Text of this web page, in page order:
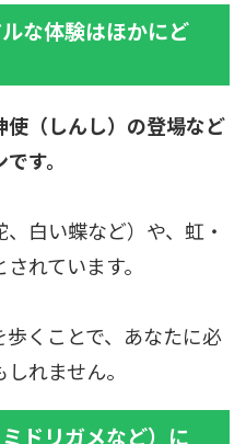
な体験はほかにど
（しんし）の登場など
す。
白い蝶など）や、虹・
れています。
くことで、あなたに必
れません。
ドリガメなど）に